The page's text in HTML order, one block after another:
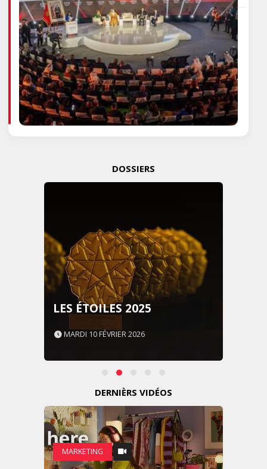
DOSSIERS
LES ÉTOILES 2025
MARDI 10 FÉVRIER 2026
DERNIÈRS VIDÉOS
MARKETING